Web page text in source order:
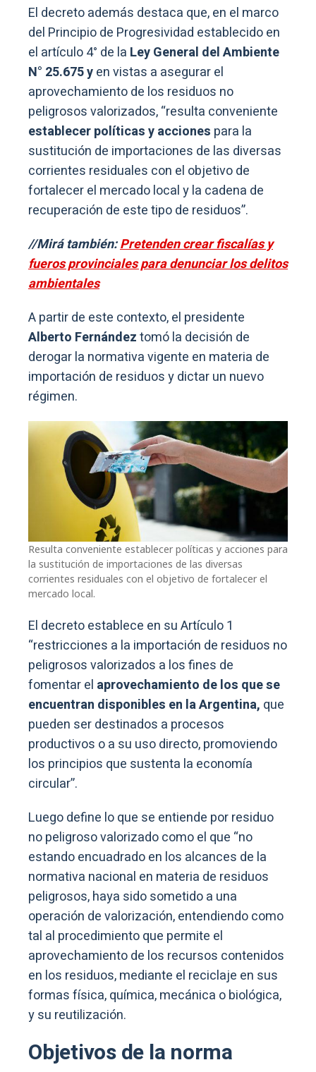
El decreto además destaca que, en el marco
del Principio de Progresividad establecido en
el artículo 4° de la Ley General del Ambiente
N° 25.675 yen vistas a asegurar el
aprovechamiento de los residuos no
peligrosos valorizados, “resulta conveniente
establecer políticas y acciones para la
sustitución de importaciones de las diversas
corrientes residuales con el objetivo de
fortalecer el mercado local y la cadena de
recuperación de este tipo de residuos”.
//Mirá también:Pretenden crear fiscalías y
fueros provinciales para denunciar los delitos
ambientales
A partir de este contexto, el presidente
Alberto Fernándeztomó la decisión de
derogar la normativa vigente en materia de
importación de residuos y dictar un nuevo
régimen.
Resulta conveniente establecer políticas y acciones para
la sustitución de importaciones de las diversas
corrientes residuales con el objetivo de fortalecer el
mercado local.
El decreto establece en su Artículo 1
“restricciones a la importación de residuos no
peligrosos valorizados a los fines de
fomentar el aprovechamiento de los que se
encuentran disponibles en la Argentina, que
pueden ser destinados a procesos
productivos o a su uso directo, promoviendo
los principios que sustenta la economía
circular”.
Luego define lo que se entiende por residuo
no peligroso valorizado como el que “no
estando encuadrado en los alcances de la
normativa nacional en materia de residuos
peligrosos, haya sido sometido a una
operación de valorización, entendiendo como
tal al procedimiento que permite el
aprovechamiento de los recursos contenidos
en los residuos, mediante el reciclaje en sus
formas física, química, mecánica o biológica,
y su reutilización.
Objetivos de la norma